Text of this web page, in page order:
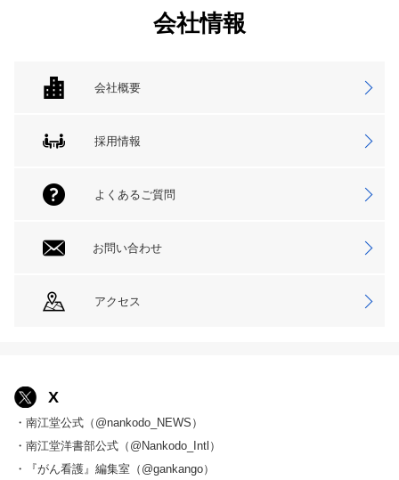
会社情報
会社概要
採用情報
よくあるご質問
お問い合わせ
アクセス
X
・南江堂公式（@nankodo_NEWS）
・南江堂洋書部公式（@Nankodo_Intl）
・『がん看護』編集室（@gankango）